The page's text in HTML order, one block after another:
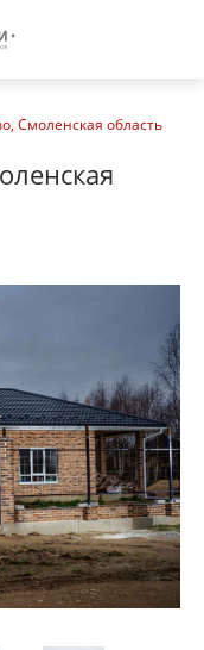
Смоленская область